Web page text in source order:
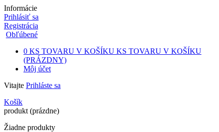
Informácie
Prihlásiť sa
Registrácia
Obľúbené
0 KS TOVARU V KOŠÍKU KS TOVARU V KOŠÍKU
(PRÁZDNY)
Môj účet
Vitajte Prihláste sa
Košík
produkt (prázdne)
Žiadne produkty